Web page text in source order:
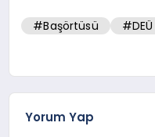
#Başörtüsü #DEÜ
Yorum Yap